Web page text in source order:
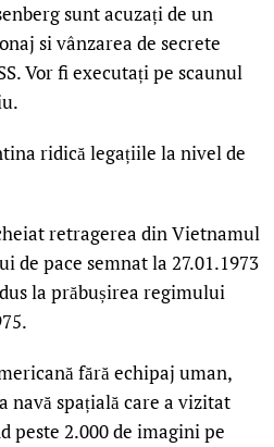
sunt acuzați de un
si vânzarea de secrete
Vor fi executați pe scaunul
ridică legațiile la nivel de
retragerea din Vietnamul
de pace semnat la 27.01.1973
la prăbușirea regimului
fără echipaj uman,
navă spațială care a vizitat
peste 2.000 de imagini pe